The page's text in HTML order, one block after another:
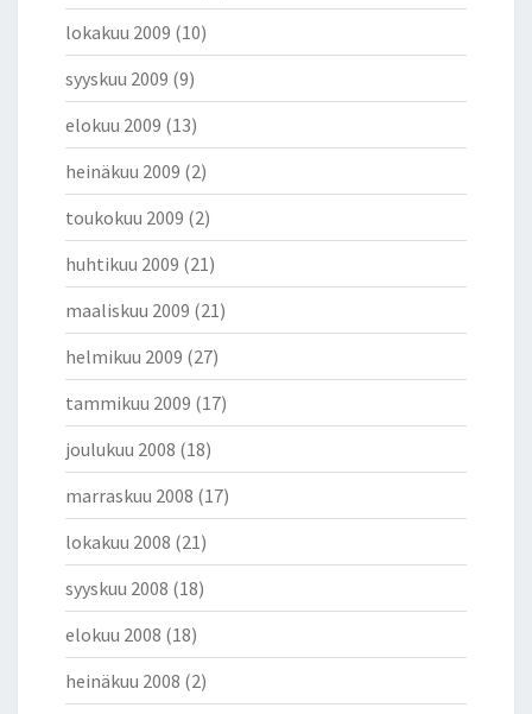
lokakuu 2009 (10)
syyskuu 2009 (9)
elokuu 2009 (13)
heinäkuu 2009 (2)
toukokuu 2009 (2)
huhtikuu 2009 (21)
maaliskuu 2009 (21)
helmikuu 2009 (27)
tammikuu 2009 (17)
joulukuu 2008 (18)
marraskuu 2008 (17)
lokakuu 2008 (21)
syyskuu 2008 (18)
elokuu 2008 (18)
heinäkuu 2008 (2)